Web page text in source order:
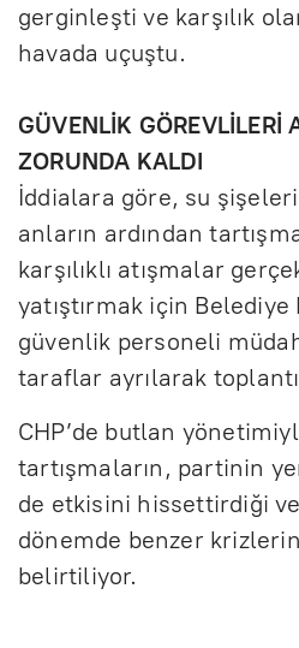
gerginleşti ve karşılık
havada uçuştu.
GÜVENLİK GÖREVLİLERİ
ZORUNDA KALDI
İddialara göre, su
anların ardından
karşılıklı atışmalar
yatıştırmak için
güvenlik personeli
taraflar ayrılarak
CHP’de butlan
tartışmaların, partinin
de etkisini hissettirdiği
dönemde benzer
belirtiliyor.